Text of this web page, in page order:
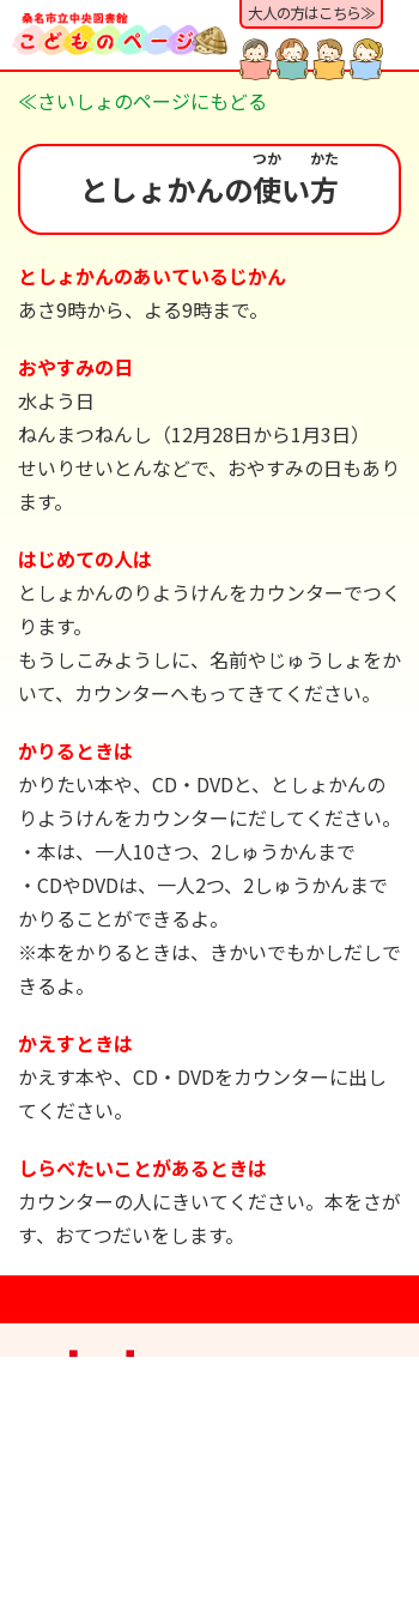
大人の方はこちら≫
≪さいしょのページにもどる
としょかんの使
つか
い方
かた
としょかんのあいているじかん
あさ9時から、よる9時まで。
おやすみの日
水よう日
ねんまつねんし（12月28日から1月3日）
せいりせいとんなどで、おやすみの日もあり
ます。
はじめての人は
としょかんのりようけんをカウンターでつく
ります。
もうしこみようしに、名前やじゅうしょをか
いて、カウンターへもってきてください。
かりるときは
かりたい本や、CD・DVDと、としょかんの
りようけんをカウンターにだしてください。
・本は、一人10さつ、2しゅうかんまで
・CDやDVDは、一人2つ、2しゅうかんまで
かりることができるよ。
※本をかりるときは、きかいでもかしだしで
きるよ。
かえすときは
かえす本や、CD・DVDをカウンターに出し
てください。
しらべたいことがあるときは
カウンターの人にきいてください。本をさが
す、おてつだいをします。